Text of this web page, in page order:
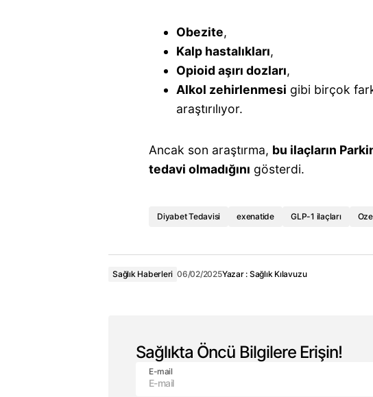
Obezite,
Kalp hastalıkları,
Opioid aşırı dozları,
Alkol zehirlenmesi gibi birçok
araştırılıyor.
Ancak son araştırma, bu ilaçların
tedavi olmadığını gösterdi.
Diyabet Tedavisi exenatide GLP-1 ilaçları
Sağlık Haberleri 06/02/2025Yazar : Sağlık Kılavuzu
Sağlıkta Öncü Bilgilere Erişin!
E-mail